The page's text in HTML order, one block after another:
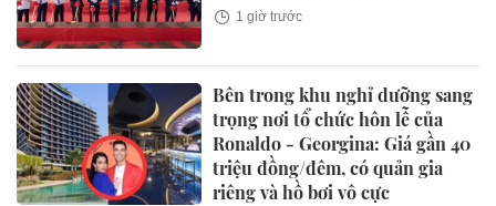
1 giờ trước
Bên trong khu nghỉ dưỡng sang
trọng nơi tổ chức hôn lễ của
Ronaldo - Georgina: Giá gần 40
triệu đồng/đêm, có quản gia
riêng và hồ bơi vô cực